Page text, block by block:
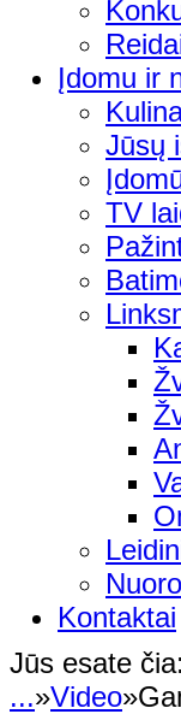
Įdomu ir
Jūsų
TV
Kontaktai
Jūs esate čia:
...»Video»